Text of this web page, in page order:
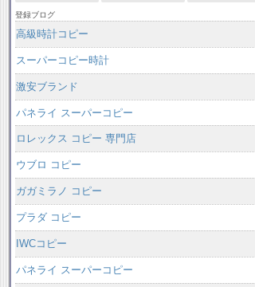
登録ブログ
高級時計コピー
スーパーコピー時計
激安ブランド
パネライ スーパーコピー
ロレックス コピー 専門店
ウブロ コピー
ガガミラノ コピー
プラダ コピー
IWCコピー
パネライ スーパーコピー